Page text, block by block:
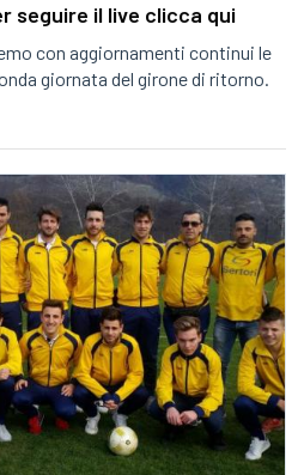
seguire il live clicca qui
con aggiornamenti continui le
giornata del girone di ritorno.